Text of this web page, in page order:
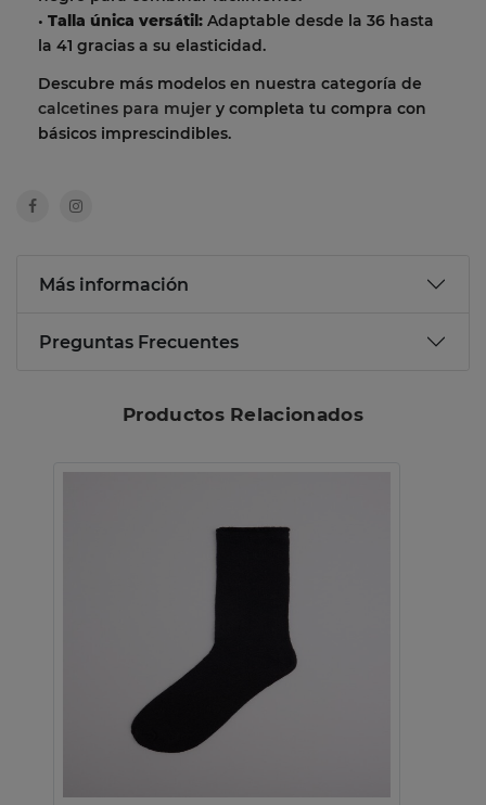
• Talla única versátil: Adaptable desde la 36 hasta
la 41 gracias a su elasticidad.
Descubre más modelos en nuestra categoría de
calcetines para mujer y completa tu compra con
básicos imprescindibles.
Más información
Preguntas Frecuentes
Productos Relacionados